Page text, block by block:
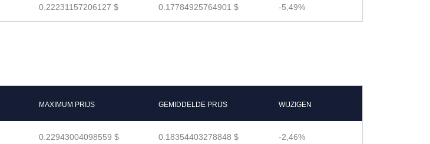
0.22231157206127 $ 0.17784925764901 $ -5,49%
MAXIMUM PRIJS GEMIDDELDE PRIJS WIJZIGEN
0.22943004098559 $ 0.18354403278848 $ -2,46%